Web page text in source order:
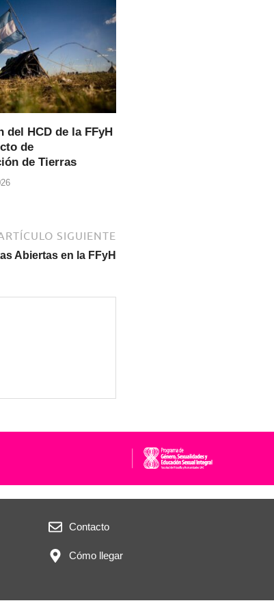
del HCD de la FFyH
de
de Tierras
SIGUIENTE
Abiertas en la FFyH
Contacto
Cómo llegar